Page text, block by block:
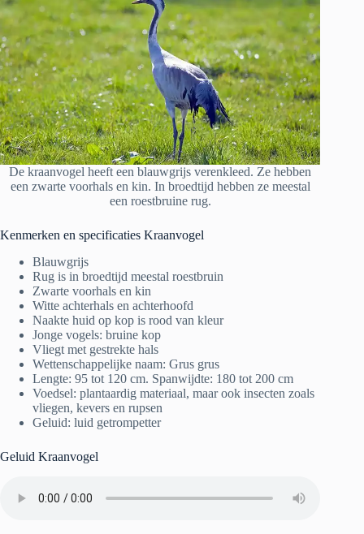
De kraanvogel heeft een blauwgrijs verenkleed. Ze hebben
een zwarte voorhals en kin. In broedtijd hebben ze meestal
een roestbruine rug.
Kenmerken en specificaties Kraanvogel
Blauwgrijs
Rug is in broedtijd meestal roestbruin
Zwarte voorhals en kin
Witte achterhals en achterhoofd
Naakte huid op kop is rood van kleur
Jonge vogels: bruine kop
Vliegt met gestrekte hals
Wettenschappelijke naam: Grus grus
Lengte: 95 tot 120 cm. Spanwijdte: 180 tot 200 cm
Voedsel: plantaardig materiaal, maar ook insecten zoals
vliegen, kevers en rupsen
Geluid: luid getrompetter
Geluid Kraanvogel